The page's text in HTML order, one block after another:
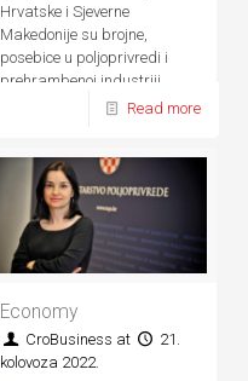
Hrvatske i Sjeverne
Makedonije su brojne,
posebice u poljoprivredi i
prehrambenoj industriji,
energetici, prometu, turizmu
Read more
Economy
CroBusiness at
21.
kolovoza 2022.